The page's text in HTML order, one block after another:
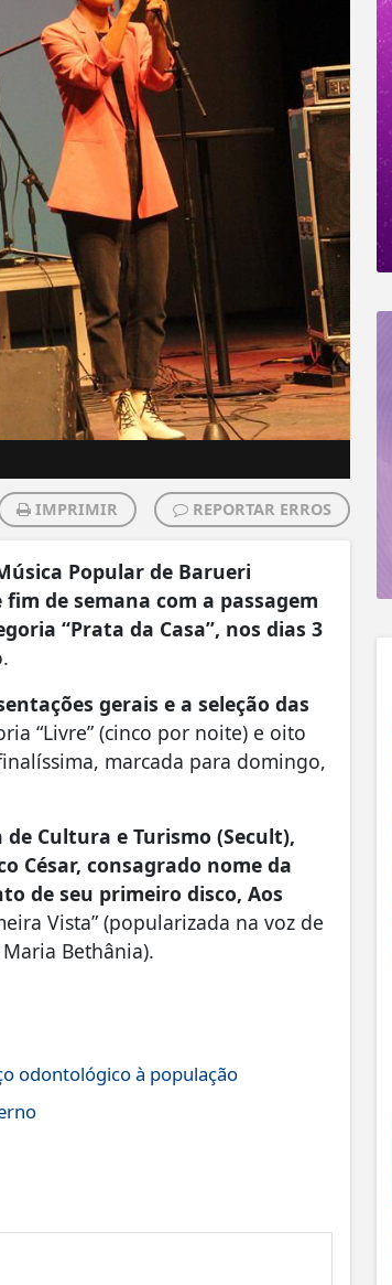
IMPRIMIR REPORTAR ERROS
Popular de Barueri
de semana com a passagem
“Prata da Casa”, nos dias 3
gerais e a seleção das
“Livre” (cinco por noite) e oito
marcada para domingo,
Cultura e Turismo (Secult),
César, consagrado nome da
de seu primeiro disco, Aos
Vista” (popularizada na voz de
Bethânia).
odontológico à população